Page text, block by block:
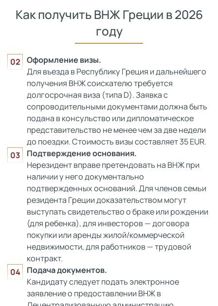
Как получить ВНЖ Греции в 2026
году
Оформление визы.
Для въезда в Республику Греция и дальнейшего
получения ВНЖ соискателю требуется
долгосрочная виза (типа D). Заявка с
сопроводительными документами должна быть
подана в консульство или дипломатическое
представительство не менее чем за две недели
до поездки. Стоимость визы составляет 35 EUR.
Подтверждение основания.
Нерезидент вправе претендовать на ВНЖ при
наличии у него документально
подтвержденных оснований. Для членов семьи
резидента Греции доказательством могут
выступать свидетельство о браке или рождении
(для ребенка), для инвесторов — договора
покупки или аренды жилой/коммерческой
недвижимости, для работников — трудовой
контракт.
Подача документов.
Кандидату следует подать электронное
заявление о предоставлении ВНЖ в